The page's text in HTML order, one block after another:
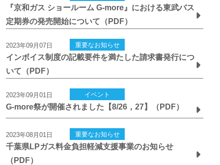
『京和ガス ショールーム G-more』における東武バス
定期券の発売開始について（PDF）
2023年09月07日 重要なお知らせ
インボイス制度の記載要件を満たした請求書発行につ
いて（PDF）
2023年09月01日 イベント
G-more祭が開催されました【8/26，27】（PDF）
2023年08月01日 重要なお知らせ
千葉県LPガス料金負担軽減支援事業のお知らせ
（PDF）